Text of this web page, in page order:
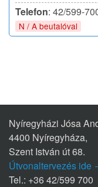
Telefon: 42/599-
N / A beutalóval
Nyíregyházi Jósa
4400 Nyíregyháza,
Szent István út 68.
Útvonaltervezés ide
Tel.: +36 42/599 700